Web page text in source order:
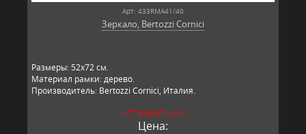
Арт: 433RMA41/40
Зеркало, Bertozzi Cornici
​Размеры: 52х72 см.
Материал рамки: дерево.
Производитель: Bertozzi Cornici, Италия.
НЕТ В НАЛИЧИИ
Цена: